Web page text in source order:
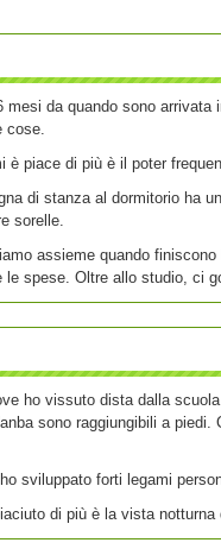
mesi da quando sono
cose.
è piace di più è il poter
di stanza al dormitorio ha
sorelle.
assieme quando
le spese. Oltre allo studio, ci
ho vissuto dista dalla
sono raggiungibili a piedi.
sviluppato forti legami
di più è la vista